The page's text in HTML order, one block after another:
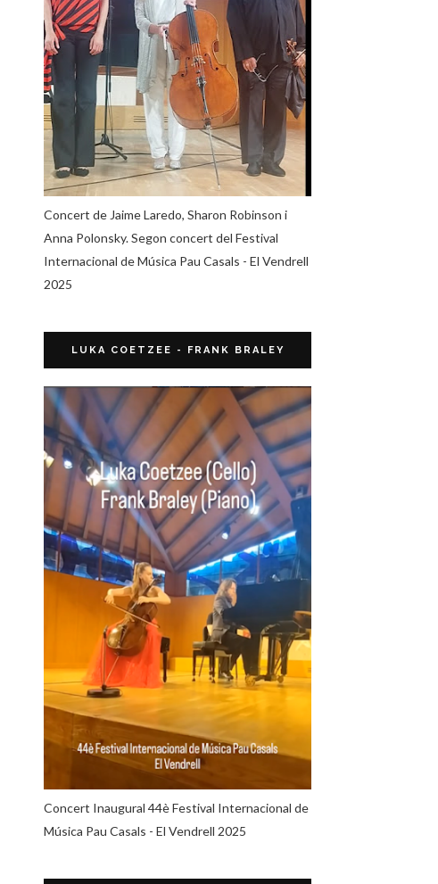
Concert de Jaime Laredo, Sharon Robinson i
Anna Polonsky. Segon concert del Festival
Internacional de Música Pau Casals - El Vendrell
2025
LUKA COETZEE - FRANK BRALEY
Concert Inaugural 44è Festival Internacional de
Música Pau Casals - El Vendrell 2025